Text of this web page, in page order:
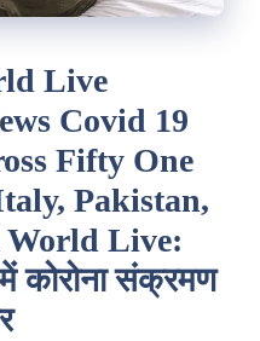
Live
Covid 19
Fifty One
Pakistan,
Live:
कोरोना संक्रमण